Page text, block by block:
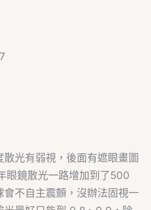
光有弱視，後面有遮眼畫圖
眼鏡散光一路增加到了500
不自主震顫，沒辦法固視一